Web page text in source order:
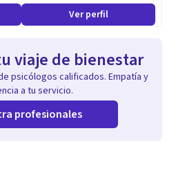
Ver perfil
viaje de bienestar
psicólogos calificados. Empatía y
a tu servicio.
profesionales